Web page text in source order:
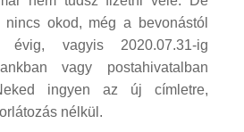
nincs okod, még a bevonástól
évig, vagyis 2020.07.31-ig
vagy postahivatalban
ingyen az új címletre,
nélkül.